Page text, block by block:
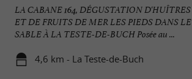
LA CABANE 164, DÉGUSTATION D'HUÎTRES
ET DE FRUITS DE MER LES PIEDS DANS LE
SABLE À LA TESTE-DE-BUCH Posée au ...
4,6 km - La Teste-de-Buch